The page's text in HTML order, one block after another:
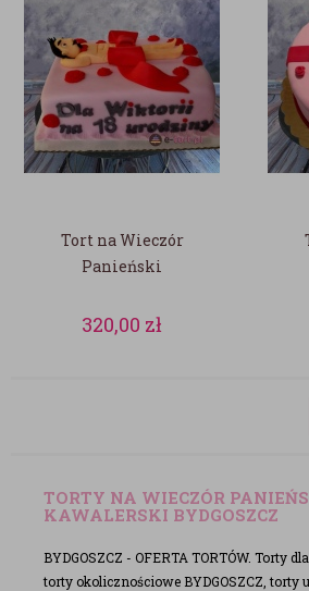
Tort na Wieczór
Panieński
320,00 zł
TORTY NA WIECZÓR
KAWALERSKI BYDGOSZCZ
BYDGOSZCZ - OFERTA TORTÓW. Torty
torty okolicznościowe BYDGOSZCZ, torty